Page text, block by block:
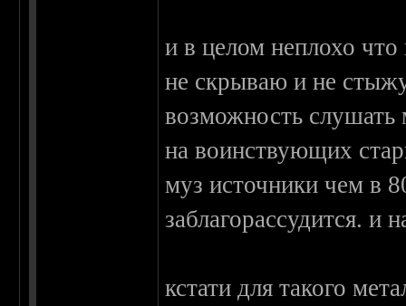
и в целом неплохо
не скрываю и не
возможность слушать
на воинствующих
муз источники чем в
заблагорассудится. и
кстати для такого